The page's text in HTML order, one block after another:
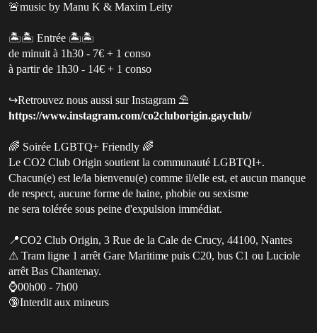
🚨music by Manu K & Maxim Leity
🏝️🏝️ Entrée 🏝️🏝️
de minuit à 1h30 - 7€ + 1 conso
à partir de 1h30 - 14€ + 1 conso
↪️Retrouvez nous aussi sur Instagram ⛱
https://www.instagram.com/co2cluborigin.gayclub/
🌈 Soirée LGBTQ+ Friendly 🌈
Le CO2 Club Origin soutient la communauté LGBTQI+.
Chacun(e) est le/la bienvenu(e) comme il/elle est, et aucun manque
de respect, aucune forme de haine, phobie ou sexisme
ne sera tolérée sous peine d'expulsion immédiat.
📍CO2 Club Origin, 3 Rue de la Cale de Crucy, 44100, Nantes
⚠ Tram ligne 1 arrêt Gare Maritime puis C20, bus C1 ou Luciole
arrêt Bas Chantenay.
⌚️00h00 - 7h00
🔞Interdit aux mineurs